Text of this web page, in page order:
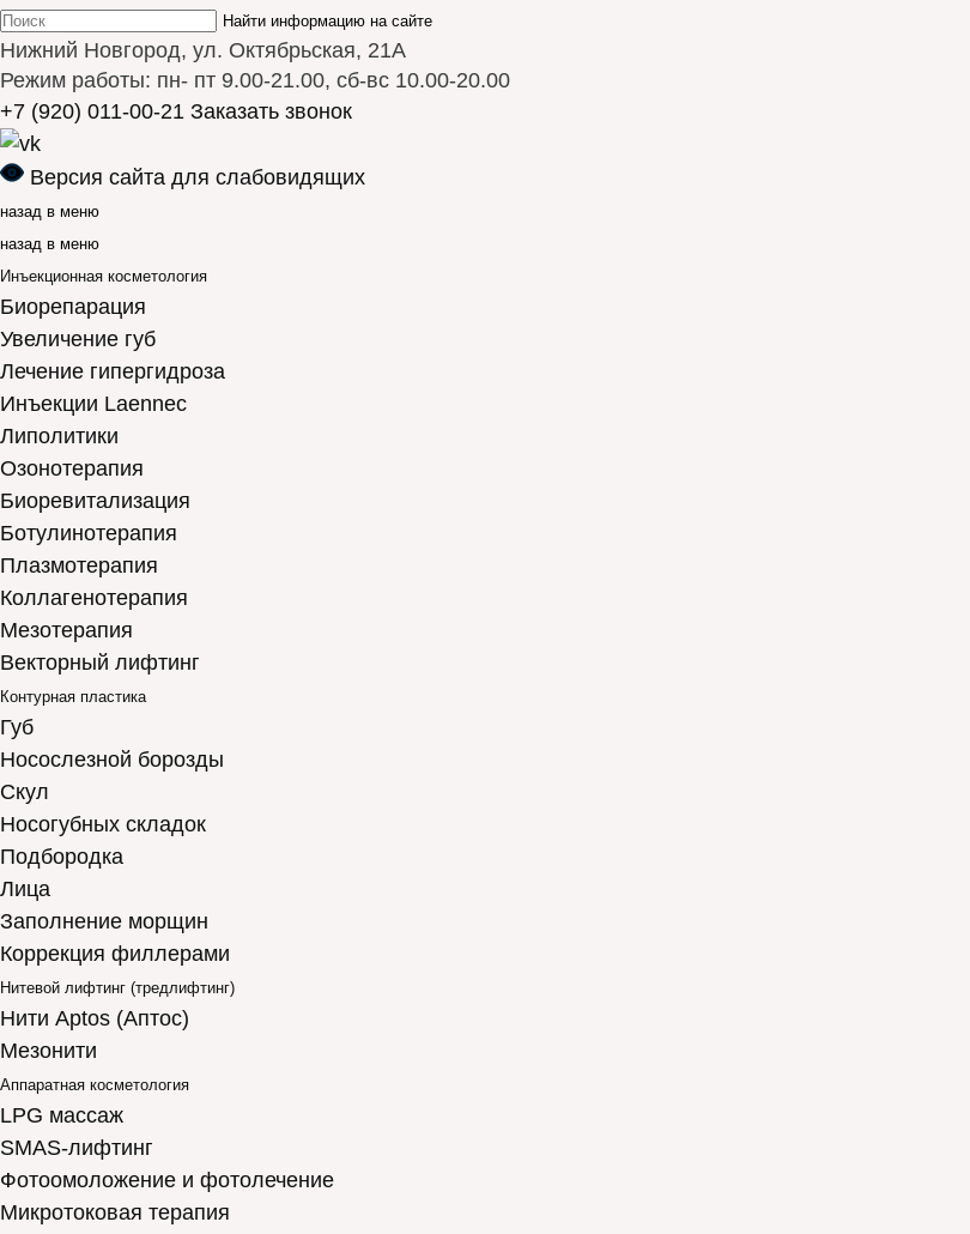
Найти информацию на сайте
Нижний Новгород, ул. Октябрьская, 21А
Режим работы: пн- пт 9.00-21.00, сб-вс 10.00-20.00
+7 (920) 011-00-21 Заказать звонок
Версия сайта для слабовидящих
назад в меню
назад в меню
Инъекционная косметология
Биорепарация
Увеличение губ
Лечение гипергидроза
Инъекции Laennec
Липолитики
Озонотерапия
Биоревитализация
Ботулинотерапия
Плазмотерапия
Коллагенотерапия
Мезотерапия
Векторный лифтинг
Контурная пластика
Губ
Носослезной борозды
Скул
Носогубных складок
Подбородка
Лица
Заполнение морщин
Коррекция филлерами
Нитевой лифтинг (тредлифтинг)
Нити Aptos (Аптос)
Мезонити
Аппаратная косметология
LPG массаж
SMAS-лифтинг
Фотоомоложение и фотолечение
Микротоковая терапия